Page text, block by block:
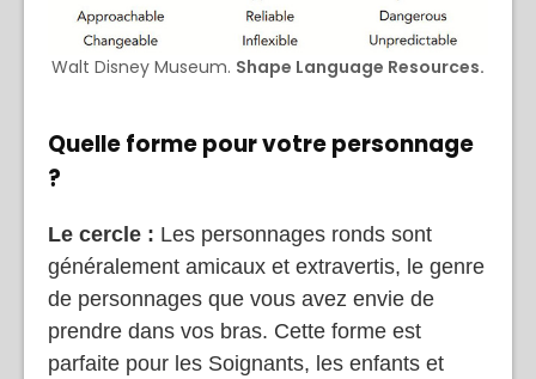
Walt Disney Museum. Shape Language Resources.
Quelle forme pour votre personnage
?
Le cercle : Les personnages ronds sont
généralement amicaux et extravertis, le genre
de personnages que vous avez envie de
prendre dans vos bras. Cette forme est
parfaite pour les Soignants, les enfants et